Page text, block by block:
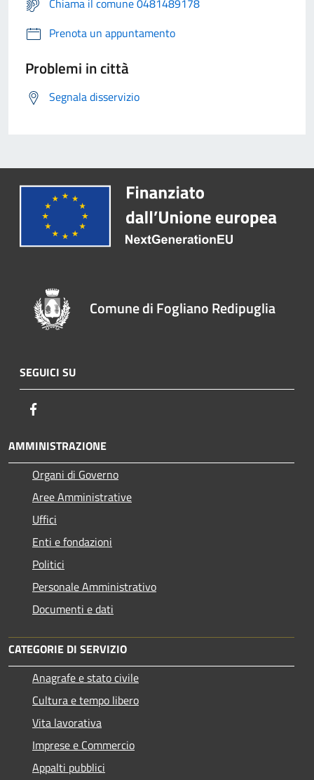
Chiama il comune 0481489178
Prenota un appuntamento
Problemi in città
Segnala disservizio
Comune di Fogliano Redipuglia
SEGUICI SU
AMMINISTRAZIONE
Organi di Governo
Aree Amministrative
Uffici
Enti e fondazioni
Politici
Personale Amministrativo
Documenti e dati
CATEGORIE DI SERVIZIO
Anagrafe e stato civile
Cultura e tempo libero
Vita lavorativa
Imprese e Commercio
Appalti pubblici